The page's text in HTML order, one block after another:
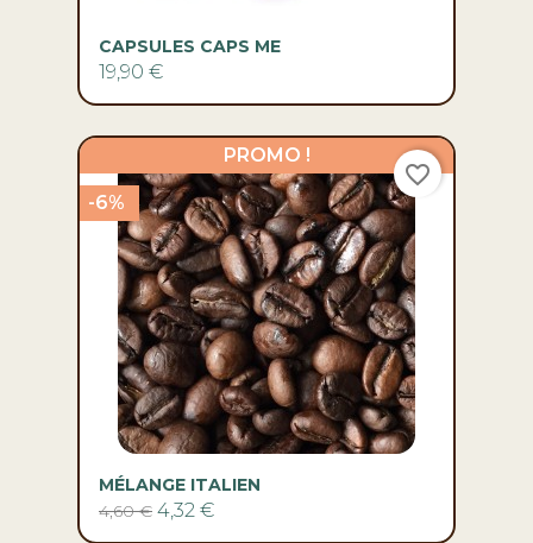
CAPSULES CAPS ME
19,90 €
MÉLANGE ITALIEN
4,60 € 4,32 €
PROMO !
-6%
favorite_border